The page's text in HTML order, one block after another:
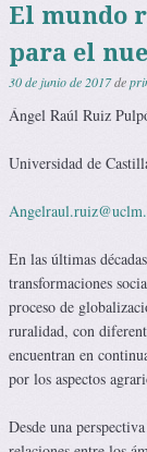
El mundo
para el
30 de junio de 2017de
Ángel Raúl Ruiz
Universidad de
En las últimas
transformaciones
proceso de
ruralidad, con
encuentran en
por los aspectos
Desde una